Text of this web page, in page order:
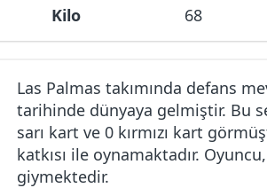
Kilo
68
Las Palmas takımında defans
tarihinde dünyaya gelmiştir. Bu
sarı kart ve 0 kırmızı kart
katkısı ile oynamaktadır.
giymektedir.